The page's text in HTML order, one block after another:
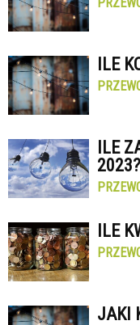
ILE
ILE
2023?
ILE
JAKI